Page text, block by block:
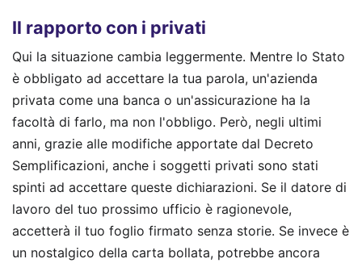
Il rapporto con i privati
Qui la situazione cambia leggermente. Mentre lo Stato
è obbligato ad accettare la tua parola, un'azienda
privata come una banca o un'assicurazione ha la
facoltà di farlo, ma non l'obbligo. Però, negli ultimi
anni, grazie alle modifiche apportate dal Decreto
Semplificazioni, anche i soggetti privati sono stati
spinti ad accettare queste dichiarazioni. Se il datore di
lavoro del tuo prossimo ufficio è ragionevole,
accetterà il tuo foglio firmato senza storie. Se invece è
un nostalgico della carta bollata, potrebbe ancora